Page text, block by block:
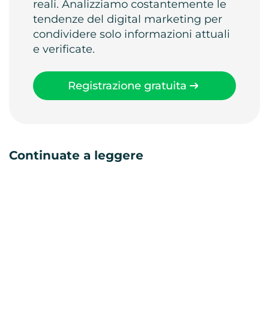
reali. Analizziamo costantemente le
tendenze del digital marketing per
condividere solo informazioni attuali
e verificate.
Registrazione gratuita
Continuate a leggere